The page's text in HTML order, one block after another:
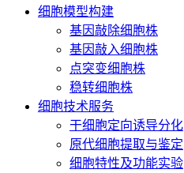
细胞模型构建
基因敲除细胞株
基因敲入细胞株
点突变细胞株
稳转细胞株
细胞技术服务
干细胞定向诱导分化
原代细胞提取与鉴定
细胞特性及功能实验